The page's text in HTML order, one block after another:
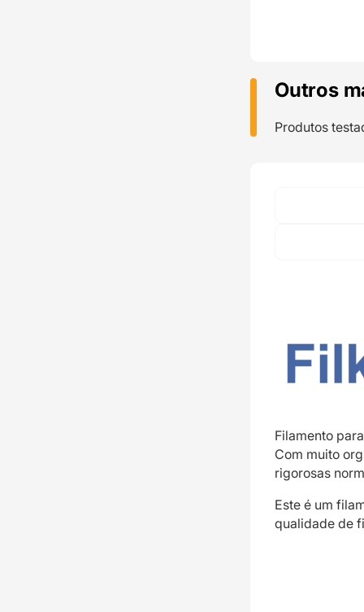
Outros
Produtos
Filamento
Com muito
rigorosas
Este é um
qualidade de